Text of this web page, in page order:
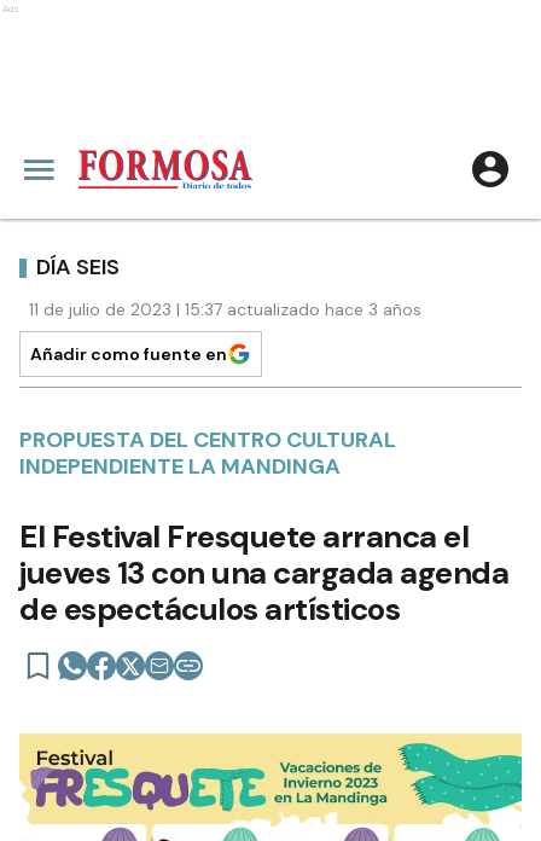
Ads
DÍA SEIS
11 de julio de 2023 | 15:37 actualizado hace 3 años
Añadir como fuente en
PROPUESTA DEL CENTRO CULTURAL
INDEPENDIENTE LA MANDINGA
El Festival Fresquete arranca el
jueves 13 con una cargada agenda
de espectáculos artísticos